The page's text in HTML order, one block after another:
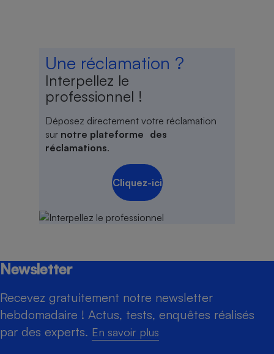
Une réclamation ?
Interpellez le
professionnel !
Déposez directement votre réclamation
sur notre plateforme des
réclamations.
Cliquez-ici
Newsletter
Recevez gratuitement notre newsletter
hebdomadaire ! Actus, tests, enquêtes réalisés
par des experts. En savoir plus